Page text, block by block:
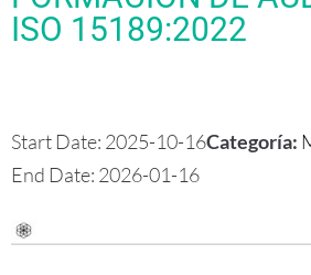
ISO 15189:2022
Start Date: 2025-10-16
End Date: 2026-01-16
Categoría: